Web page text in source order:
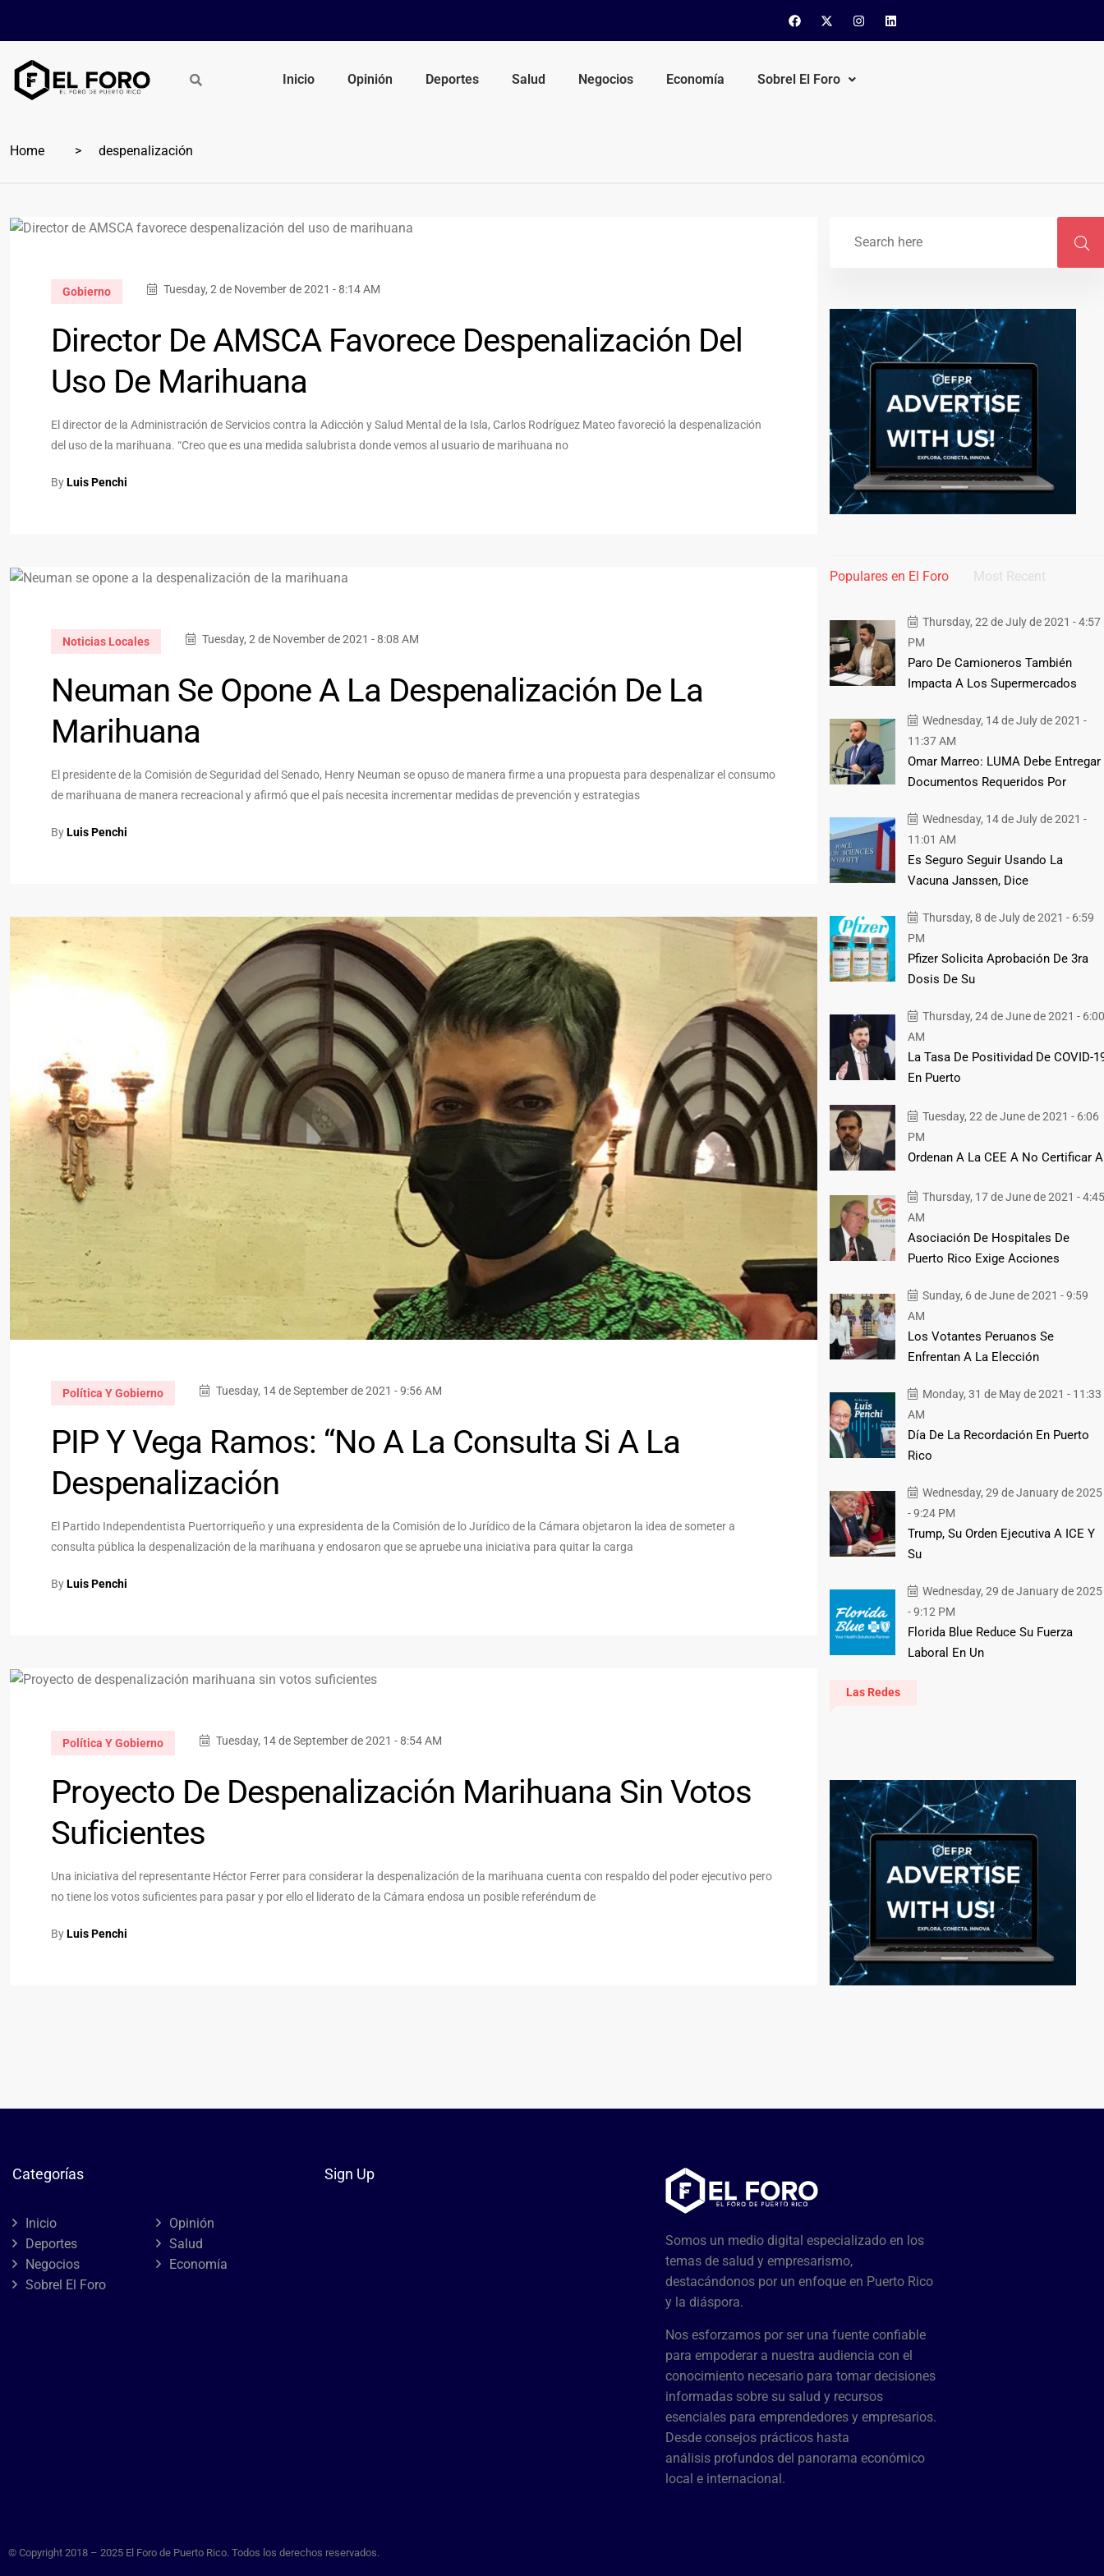
Inicio Opinión Deportes Salud Negocios Economía Sobrel El Foro
Home despenalización
Gobierno Tuesday, 2 de November de 2021 - 8:14 AM
Director De AMSCA Favorece Despenalización Del
Uso De Marihuana
El director de la Administración de Servicios contra la Adicción y Salud Mental de la Isla, Carlos Rodríguez Mateo favoreció la despenalización
del uso de la marihuana. “Creo que es una medida salubrista donde vemos al usuario de marihuana no
ByLuis Penchi
Noticias Locales Tuesday, 2 de November de 2021 - 8:08 AM
Neuman Se Opone A La Despenalización De La
Marihuana
El presidente de la Comisión de Seguridad del Senado, Henry Neuman se opuso de manera firme a una propuesta para despenalizar el consumo
de marihuana de manera recreacional y afirmó que el país necesita incrementar medidas de prevención y estrategias
ByLuis Penchi
Política Y Gobierno Tuesday, 14 de September de 2021 - 9:56 AM
PIP Y Vega Ramos: “No A La Consulta Si A La
Despenalización
El Partido Independentista Puertorriqueño y una expresidenta de la Comisión de lo Jurídico de la Cámara objetaron la idea de someter a
consulta pública la despenalización de la marihuana y endosaron que se apruebe una iniciativa para quitar la carga
ByLuis Penchi
Política Y Gobierno Tuesday, 14 de September de 2021 - 8:54 AM
Proyecto De Despenalización Marihuana Sin Votos
Suficientes
Una iniciativa del representante Héctor Ferrer para considerar la despenalización de la marihuana cuenta con respaldo del poder ejecutivo pero
no tiene los votos suficientes para pasar y por ello el liderato de la Cámara endosa un posible referéndum de
ByLuis Penchi
Populares en El Foro Most Recent
Thursday, 22 de July de 2021 - 4:57
PM
Paro De Camioneros También
Impacta A Los Supermercados
Wednesday, 14 de July de 2021 -
11:37 AM
Omar Marreo: LUMA Debe Entregar
Documentos Requeridos Por
Wednesday, 14 de July de 2021 -
11:01 AM
Es Seguro Seguir Usando La
Vacuna Janssen, Dice
Thursday, 8 de July de 2021 - 6:59
PM
Pfizer Solicita Aprobación De 3ra
Dosis De Su
Thursday, 24 de June de 2021 - 6:00
AM
La Tasa De Positividad De COVID-
En Puerto
Tuesday, 22 de June de 2021 - 6:06
PM
Ordenan A La CEE A No Certificar A
Thursday, 17 de June de 2021 - 4:45
AM
Asociación De Hospitales De
Puerto Rico Exige Acciones
Sunday, 6 de June de 2021 - 9:59
AM
Los Votantes Peruanos Se
Enfrentan A La Elección
Monday, 31 de May de 2021 - 11:33
AM
Día De La Recordación En Puerto
Rico
Wednesday, 29 de January de 2025
- 9:24 PM
Trump, Su Orden Ejecutiva A ICE Y
Su
Wednesday, 29 de January de 2025
- 9:12 PM
Florida Blue Reduce Su Fuerza
Laboral En Un
Las Redes
Categorías
Inicio
Opinión
Deportes
Salud
Negocios
Economía
Sobrel El Foro
Sign Up
Somos un medio digital especializado en los
temas de salud y empresarismo,
destacándonos por un enfoque en Puerto Rico
y la diáspora.
Nos esforzamos por ser una fuente confiable
para empoderar a nuestra audiencia con el
conocimiento necesario para tomar decisiones
informadas sobre su salud y recursos
esenciales para emprendedores y empresarios.
Desde consejos prácticos hasta
análisis profundos del panorama económico
local e internacional.
© Copyright 2018 – 2025 El Foro de Puerto Rico. Todos los derechos reservados.